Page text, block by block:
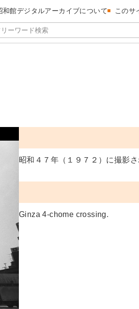
和館デジタルアーカイブについて このサ
昭和４７年（１９７２）に撮影
Ginza 4-chome crossing.